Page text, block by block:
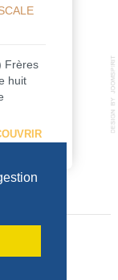
Frères
huit